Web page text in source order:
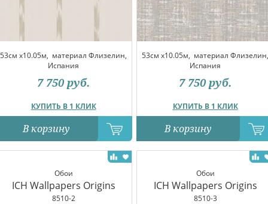
53см x10.05м, материал Флизелин,
Испания
КУПИТЬ В 1 КЛИК
7 750 руб.
В корзину
53см x10.05м, материал Флизелин,
Испания
КУПИТЬ В 1 КЛИК
7 750 руб.
В корзину
Обои
ICH Wallpapers Origins
8510-2
Обои
ICH Wallpapers Origins
8510-3